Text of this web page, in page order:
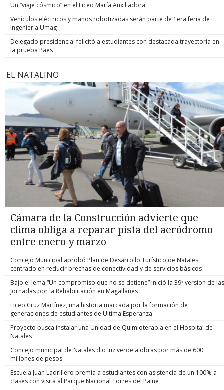
Un “viaje cósmico” en el Liceo María Auxiliadora
Vehículos eléctricos y manos robotizadas serán parte de 1era feria de
Ingeniería Umag
Delegado presidencial felicitó a estudiantes con destacada trayectoria en
la prueba Paes
EL NATALINO
Cámara de la Construcción advierte que
clima obliga a reparar pista del aeródromo
entre enero y marzo
Concejo Municipal aprobó Plan de Desarrollo Turístico de Natales
centrado en reducir brechas de conectividad y de servicios básicos
Bajo el lema “Un compromiso que no se detiene” inició la 39ª version de las
Jornadas por la Rehabilitación en Magallanes
Liceo Cruz Martínez, una historia marcada por la formación de
generaciones de estudiantes de Ultima Esperanza
Proyecto busca instalar una Unidad de Quimioterapia en el Hospital de
Natales
Concejo municipal de Natales dio luz verde a obras por más de 600
millones de pesos
Escuela Juan Ladrillero premia a estudiantes con asistencia de un 100% a
clases con visita al Parque Nacional Torres del Paine